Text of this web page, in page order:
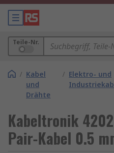
Teile-Nr.
/ Kabel
und
Drähte
/ Elektro- und
Kabeltronik
Pair-Kabel 0.5